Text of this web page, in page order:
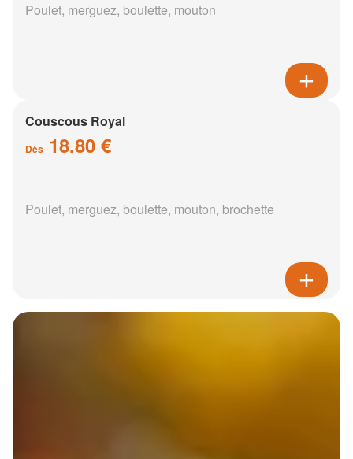
Poulet, merguez, boulette, mouton
Couscous Royal
Dès 18.80 €
Poulet, merguez, boulette, mouton, brochette